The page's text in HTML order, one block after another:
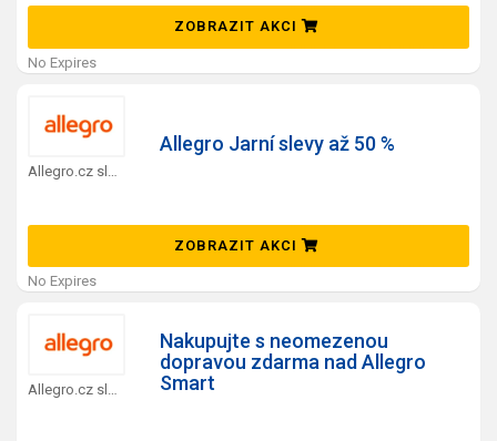
ZOBRAZIT AKCI
No Expires
Allegro Jarní slevy až 50 %
ZOBRAZIT AKCI
No Expires
Nakupujte s neomezenou
dopravou zdarma nad Allegro
Smart